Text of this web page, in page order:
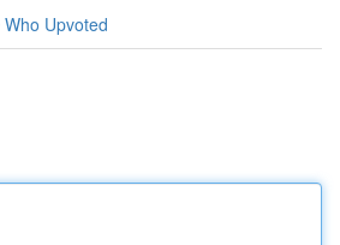
Who Upvoted